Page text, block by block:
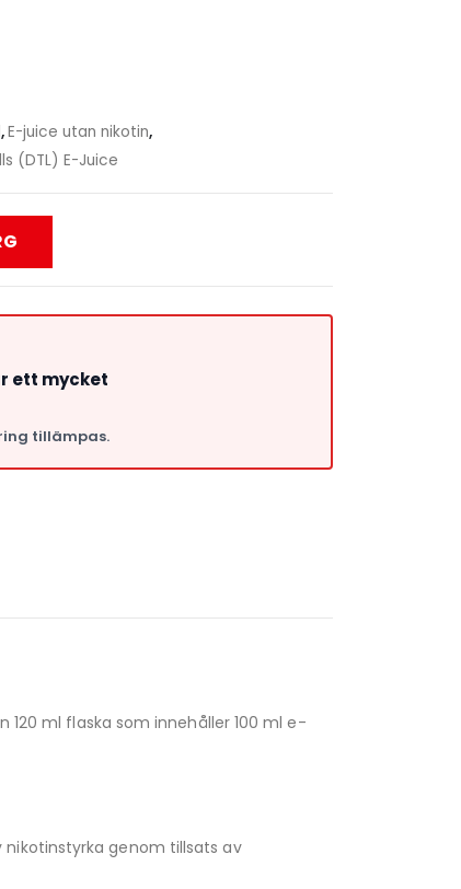
,E-juice utan nikotin,
(DTL) E-Juice
ett mycket
tillämpas.
ml flaska som innehåller 100 ml e-
genom tillsats av